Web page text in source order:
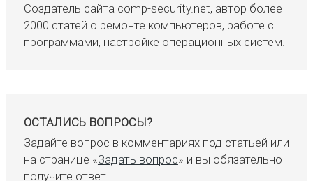
Создатель сайта comp-security.net, автор более
2000 статей о ремонте компьютеров, работе с
программами, настройке операционных систем.
ОСТАЛИСЬ ВОПРОСЫ?
Задайте вопрос в комментариях под статьей или
на странице «Задать вопрос» и вы обязательно
получите ответ.